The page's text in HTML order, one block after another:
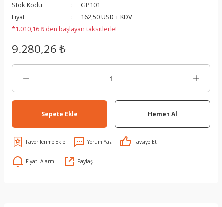
Stok Kodu
GP101
Fiyat
162,50 USD + KDV
*1.010,16 ₺ den başlayan taksitlerle!
9.280,26 ₺
Sepete Ekle Hemen Al
Yorum Yaz Tavsiye Et
Fiyatı Alarmı Paylaş